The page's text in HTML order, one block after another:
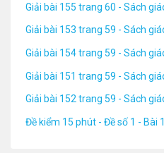
Giải bài 155 trang 60 - Sách
Giải bài 153 trang 59 - Sách
Giải bài 154 trang 59 - Sách
Giải bài 151 trang 59 - Sách
Giải bài 152 trang 59 - Sách
Đề kiểm 15 phút - Đề số 1 - Bài